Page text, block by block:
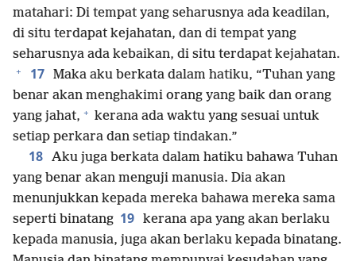
matahari: Di tempat yang seharusnya ada keadilan,
di situ terdapat kejahatan, dan di tempat yang
seharusnya ada kebaikan, di situ terdapat kejahatan.
+ 17 Maka aku berkata dalam hatiku, “Tuhan yang
benar akan menghakimi orang yang baik dan orang
yang jahat, + kerana ada waktu yang sesuai untuk
setiap perkara dan setiap tindakan.”
18 Aku juga berkata dalam hatiku bahawa Tuhan
yang benar akan menguji manusia. Dia akan
menunjukkan kepada mereka bahawa mereka sama
seperti binatang 19 kerana apa yang akan berlaku
kepada manusia, juga akan berlaku kepada binatang.